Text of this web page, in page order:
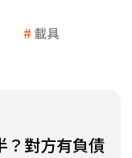
載具
？對方有負債